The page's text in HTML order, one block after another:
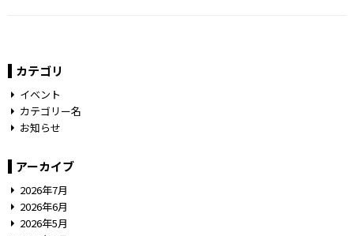
カテゴリ
イベント
カテゴリー名
お知らせ
アーカイブ
2026年7月
2026年6月
2026年5月